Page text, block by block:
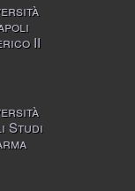
II
Studi